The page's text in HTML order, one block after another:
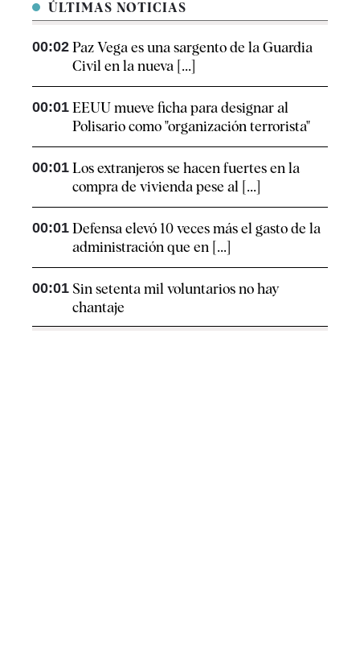
ÚLTIMAS NOTICIAS
00:02 Paz Vega es una sargento de la Guardia
Civil en la nueva [...]
00:01 EEUU mueve ficha para designar al
Polisario como "organización terrorista"
00:01 Los extranjeros se hacen fuertes en la
compra de vivienda pese al [...]
00:01 Defensa elevó 10 veces más el gasto de la
administración que en [...]
00:01 Sin setenta mil voluntarios no hay
chantaje